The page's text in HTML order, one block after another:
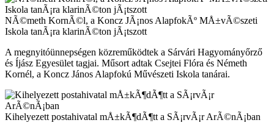
NÃ©meth KornÃ©l, a Koncz JÃ¡nos AlapfokÃº MÅ±vÃ©szeti
Iskola tanÃ¡ra klarinÃ©ton jÃ¡tszott
A megnyitóünnepségen közreműködtek a Sárvári Hagyományőrző
és Íjász Egyesület tagjai. Műsort adtak Csejtei Flóra és Németh
Kornél, a Koncz János Alapfokú Művészeti Iskola tanárai.
Kihelyezett postahivatal mÅ±kÃ¶dÃ¶tt a SÃ¡rvÃ¡r ArÃ©nÃ¡ban